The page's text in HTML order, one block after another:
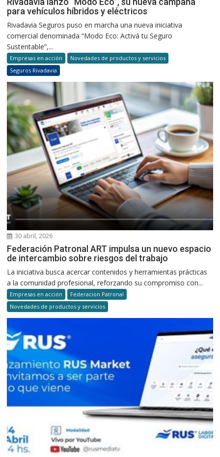
para vehículos híbridos y eléctricos
Rivadavia Seguros puso en marcha una nueva iniciativa
comercial denominada “Modo Eco: Activá tu Seguro
Sustentable”,...
Empresas en acción
Novedades de productos y servicios
Seguros Rivadavia
30 abril, 2026
Federación Patronal ART impulsa un nuevo espacio
de intercambio sobre riesgos del trabajo
La iniciativa busca acercar contenidos y herramientas prácticas
a la comunidad profesional, reforzando su compromiso con...
Empresas en acción
Federacion Patronal
Novedades de productos y servicios